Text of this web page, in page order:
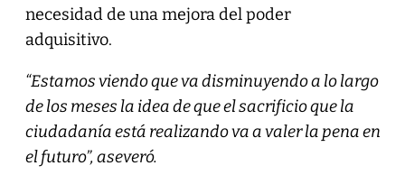
necesidad de una mejora del poder
adquisitivo.
“Estamos viendo que va disminuyendo a lo largo
de los meses la idea de que el sacrificio que la
ciudadanía está realizando va a valer la pena en
el futuro”, aseveró.